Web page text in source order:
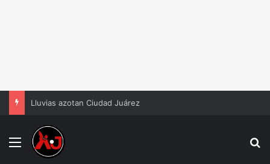
Lluvias azotan Ciudad Juárez
Menu